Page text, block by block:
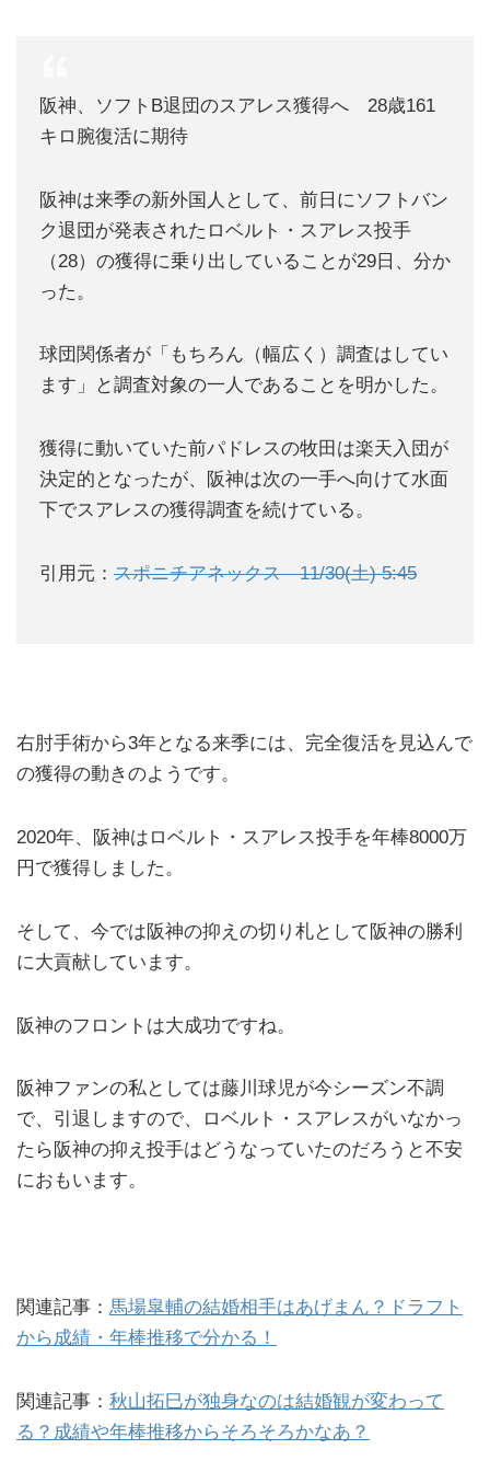
阪神、ソフトB退団のスアレス獲得へ 28歳161
キロ腕復活に期待
阪神は来季の新外国人として、前日にソフトバン
ク退団が発表されたロベルト・スアレス投手
（28）の獲得に乗り出していることが29日、分か
った。
球団関係者が「もちろん（幅広く）調査はしてい
ます」と調査対象の一人であることを明かした。
獲得に動いていた前パドレスの牧田は楽天入団が
決定的となったが、阪神は次の一手へ向けて水面
下でスアレスの獲得調査を続けている。
引用元： スポニチアネックス 11/30(土) 5:45
右肘手術から3年となる来季には、完全復活を見込んで
の獲得の動きのようです。
2020年、阪神はロベルト・スアレス投手を年棒8000万
円で獲得しました。
そして、今では阪神の抑えの切り札として阪神の勝利
に大貢献しています。
阪神のフロントは大成功ですね。
阪神ファンの私としては藤川球児が今シーズン不調
で、引退しますので、ロベルト・スアレスがいなかっ
たら阪神の抑え投手はどうなっていたのだろうと不安
におもいます。
関連記事： 馬場皐輔の結婚相手はあげまん？ドラフト
から成績・年棒推移で分かる！
関連記事： 秋山拓巳が独身なのは結婚観が変わって
る？成績や年棒推移からそろそろかなあ？